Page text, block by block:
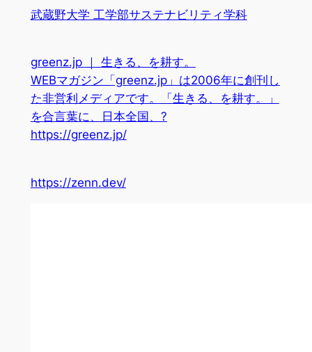
武蔵野大学 工学部サステナビリティ学科
greenz.jp ｜ 生きる、を耕す。
WEBマガジン「greenz.jp」は2006年に創刊し
た非営利メディアです。「生きる、を耕す。」
を合言葉に、日本全国、?
https://greenz.jp/
https://zenn.dev/